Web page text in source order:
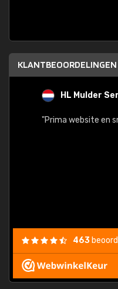
KLANTBEOORDELINGEN
HL Mulder
"Prima website en
463